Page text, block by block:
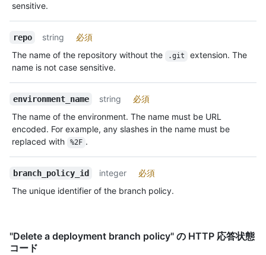
sensitive.
repo string
必須
The name of the repository without the
.git
extension. The
name is not case sensitive.
environment_name string
必須
The name of the environment. The name must be URL
encoded. For example, any slashes in the name must be
replaced with
%2F .
branch_policy_id integer
必須
The unique identifier of the branch policy.
"Delete a deployment branch policy" の HTTP 応答状態
コード